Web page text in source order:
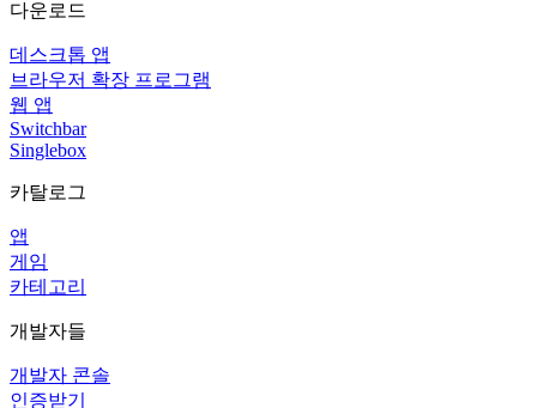
다운로드
데스크톱 앱
브라우저 확장 프로그램
웹 앱
Switchbar
Singlebox
카탈로그
앱
게임
카테고리
개발자들
개발자 콘솔
인증받기